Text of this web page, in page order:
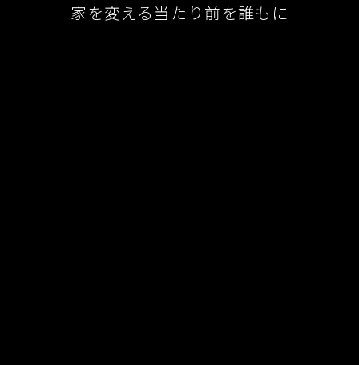
家を変える当たり前を誰もに